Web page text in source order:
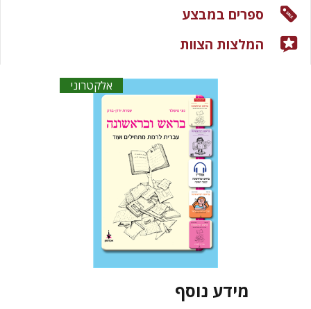
אלקטרוני
מידע נוסף
ספרים במבצע
המלצות הצוות